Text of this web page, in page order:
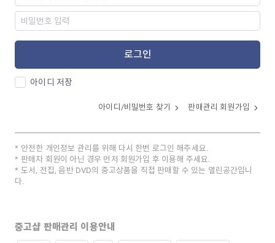
로그인
아이디 저장
아이디/비밀번호 찾기 판매관리 회원가입
안전한 개인정보 관리를 위해 다시 한번 로그인 해주세요.
판매자 회원이 아닌 경우 먼저 회원가입 후 이용해 주세요.
도서, 전집, 음반 DVD의 중고상품을 직접 판매할 수 있는 열린공간입니
다.
중고샵 판매관리 이용안내